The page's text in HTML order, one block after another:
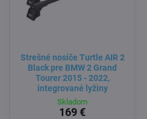
Strešné nosiče Turtle AIR 2
Black pre BMW 2 Grand
Tourer 2015 - 2022,
integrované lyžiny
Skladom
169 €